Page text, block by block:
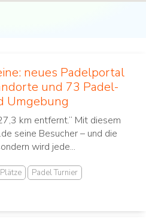
neues Padelportal
und 73 Padel-
Umgebung
km entfernt.“ Mit diesem
seine Besucher – und die
wird jede...
Padel Turnier